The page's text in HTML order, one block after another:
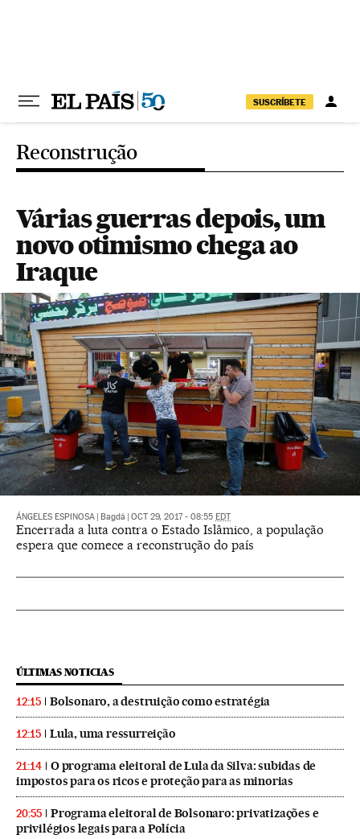
SUSCRÍBETE
Reconstrução
Várias guerras depois, um
novo otimismo chega ao
Iraque
ÁNGELES ESPINOSA Bagdá OCT 29, 2017 - 08:55 EDT
Encerrada a luta contra o Estado Islâmico, a população
espera que comece a reconstrução do país
ÚLTIMAS NOTICIAS
12:15 Bolsonaro, a destruição como estratégia
12:15 Lula, uma ressurreição
21:14
O programa eleitoral de Lula da Silva: subidas de
impostos para os ricos e proteção para as minorias
20:55
Programa eleitoral de Bolsonaro: privatizações e
privilégios legais para a Polícia